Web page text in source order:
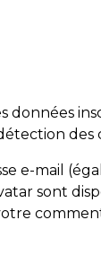
des
e-mail
sont